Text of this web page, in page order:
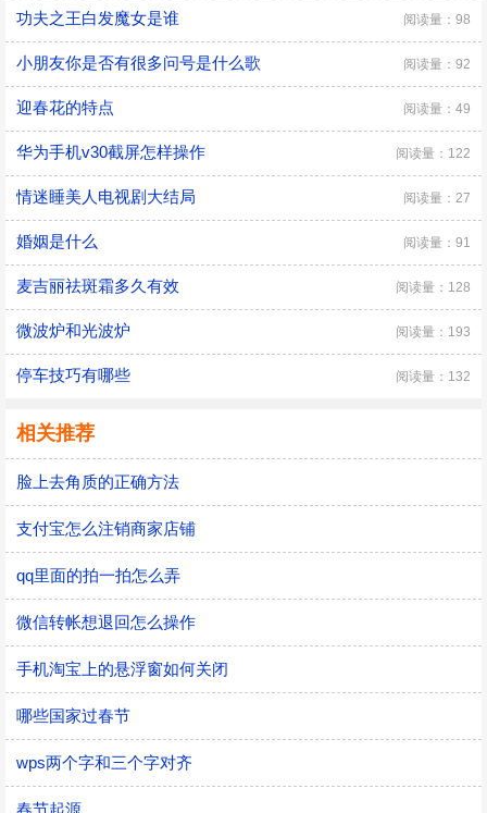
功夫之王白发魔女是谁 阅读量：98
小朋友你是否有很多问号是什么歌 阅读量：92
迎春花的特点 阅读量：49
华为手机v30截屏怎样操作 阅读量：122
情迷睡美人电视剧大结局 阅读量：27
婚姻是什么 阅读量：91
麦吉丽祛斑霜多久有效 阅读量：128
微波炉和光波炉 阅读量：193
停车技巧有哪些 阅读量：132
相关推荐
脸上去角质的正确方法
支付宝怎么注销商家店铺
qq里面的拍一拍怎么弄
微信转帐想退回怎么操作
手机淘宝上的悬浮窗如何关闭
哪些国家过春节
wps两个字和三个字对齐
春节起源